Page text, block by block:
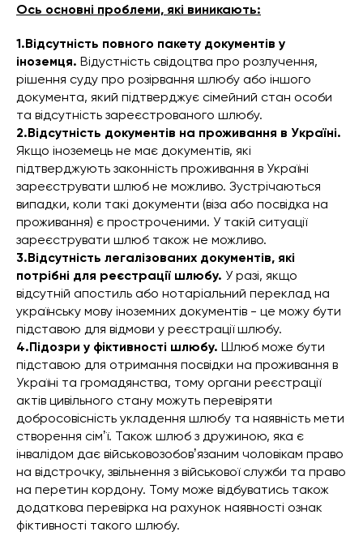
Ось основні проблеми, які виникають:
1.Відсутність повного пакету документів у
іноземця. Відустність свідоцтва про розлучення,
рішення суду про розірвання шлюбу або іншого
документа, який підтверджує сімейний стан особи
та відсутність зареєстрованого шлюбу.
2.Відсутність документів на проживання в Україні.
Якщо іноземець не має документів, які
підтверджують законність проживання в Україні
зареєструвати шлюб не можливо. Зустрічаються
випадки, коли такі документи (віза або посвідка на
проживання) є простроченими. У такій ситуації
зареєструвати шлюб також не можливо.
3.Відсутність легалізованих документів, які
потрібні для реєстрації шлюбу. У разі, якщо
відсутній апостиль або нотаріальний переклад на
українську мову іноземних документів - це можу бути
підставою для відмови у реєстрації шлюбу.
4.Підозри у фіктивності шлюбу. Шлюб може бути
підставою для отримання посвідки на проживання в
Україні та громадянства, тому органи реєстрації
актів цивільного стану можуть перевіряти
добросовісність укладення шлюбу та наявність мети
створення сімʼї. Також шлюб з дружиною, яка є
інвалідом дає військовозобовʼязаним чоловікам право
на відстрочку, звільнення з військової служби та право
на перетин кордону. Тому може відбуватись також
додаткова перевірка на рахунок наявності ознак
фіктивності такого шлюбу.